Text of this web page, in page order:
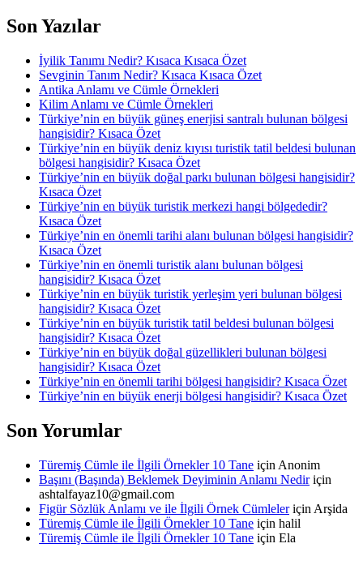
Son Yazılar
İyilik Tanımı Nedir? Kısaca Kısaca Özet
Sevginin Tanım Nedir? Kısaca Kısaca Özet
Antika Anlamı ve Cümle Örnekleri
Kilim Anlamı ve Cümle Örnekleri
Türkiye’nin en büyük güneş enerjisi santralı bulunan bölgesi
hangisidir? Kısaca Özet
Türkiye’nin en büyük deniz kıyısı turistik tatil beldesi bulunan
bölgesi hangisidir? Kısaca Özet
Türkiye’nin en büyük doğal parkı bulunan bölgesi hangisidir?
Kısaca Özet
Türkiye’nin en büyük turistik merkezi hangi bölgededir?
Kısaca Özet
Türkiye’nin en önemli tarihi alanı bulunan bölgesi hangisidir?
Kısaca Özet
Türkiye’nin en önemli turistik alanı bulunan bölgesi
hangisidir? Kısaca Özet
Türkiye’nin en büyük turistik yerleşim yeri bulunan bölgesi
hangisidir? Kısaca Özet
Türkiye’nin en büyük turistik tatil beldesi bulunan bölgesi
hangisidir? Kısaca Özet
Türkiye’nin en büyük doğal güzellikleri bulunan bölgesi
hangisidir? Kısaca Özet
Türkiye’nin en önemli tarihi bölgesi hangisidir? Kısaca Özet
Türkiye’nin en büyük enerji bölgesi hangisidir? Kısaca Özet
Son Yorumlar
Türemiş Cümle ile İlgili Örnekler 10 Tane için Anonim
Başını (Başında) Beklemek Deyiminin Anlamı Nediriçin
ashtalfayaz10@gmail.com
Figür Sözlük Anlamı ve ile İlgili Örnek Cümleleriçin Arşida
Türemiş Cümle ile İlgili Örnekler 10 Tane için halil
Türemiş Cümle ile İlgili Örnekler 10 Tane için Ela